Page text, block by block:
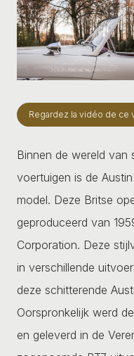
Regardez la vidéo de ce
Binnen de wereld van
voertuigen is de
model. Deze Britse
geproduceerd van
Corporation. Deze
in verschillende
deze schitterende
Oorspronkelijk werd
en geleverd in de